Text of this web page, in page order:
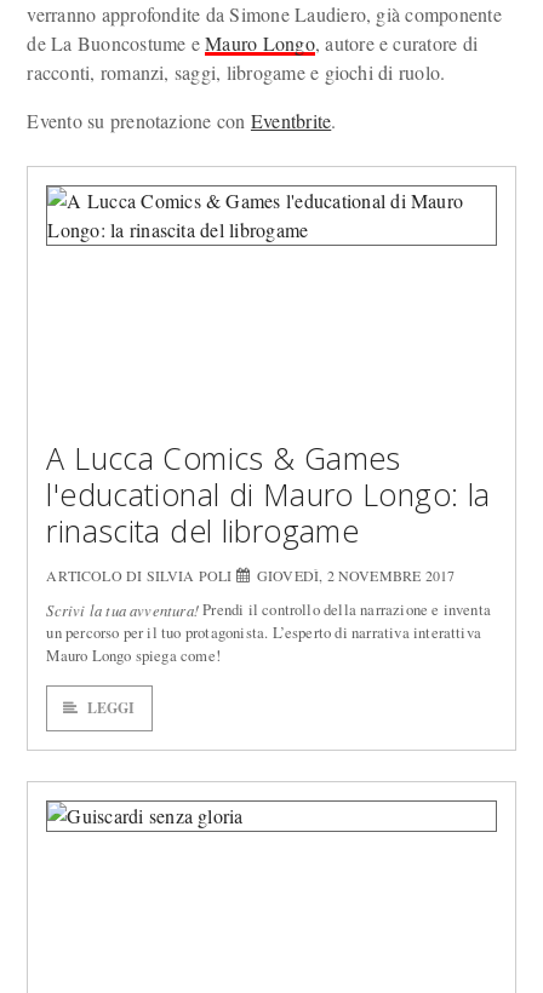
verranno approfondite da Simone Laudiero, già componente
de La Buoncostume eMauro Longo, autore e curatore di
racconti, romanzi, saggi, librogame e giochi di ruolo.
Evento su prenotazione con Eventbrite.
A Lucca Comics & Games
l'educational di Mauro Longo: la
rinascita del librogame
ARTICOLO DI SILVIA POLI GIOVEDÌ, 2 NOVEMBRE 2017
Scrivi la tua avventura!Prendi il controllo della narrazione e inventa
un percorso per il tuo protagonista. L’esperto di narrativa interattiva
Mauro Longo spiega come!
LEGGI